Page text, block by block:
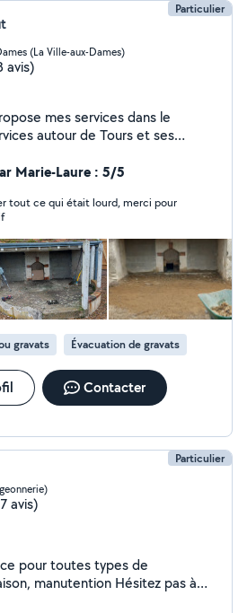
Particulier
(La Ville-aux-Dames)
avis)
autour de Tours et ses
et grands besoins du
petits travaux Entretien
jardinage, nettoyage, tonte,
au déménagement Nettoyage
à l'aide de produit
Évacuation de gravats, de
Travaux de terrassement
incendie+dégâts des eaux
et efficace
Marie-Laure : 5/5
tout ce qui était lourd, merci pour
gravats Évacuation de gravats
Contacter
Particulier
avis)
pour toutes types de
Hésitez pas à